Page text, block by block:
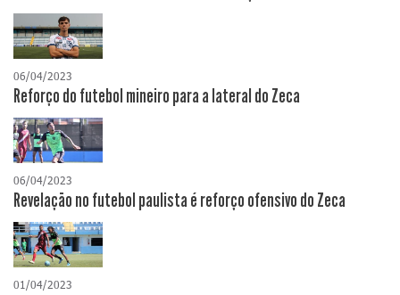
06/04/2023
Reforço do futebol mineiro para a lateral do Zeca
06/04/2023
Revelação no futebol paulista é reforço ofensivo do Zeca
01/04/2023